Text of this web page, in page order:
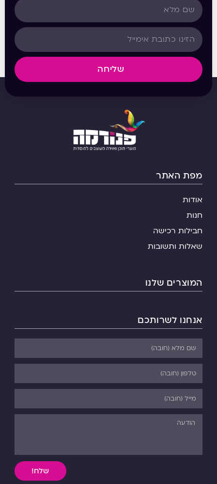
שליחה
מפת האתר
אודות
חנות
חבילות רכישה
שאלות ותשובות
המוצרים שלנו
אנחנו לשרותכם
שלח!